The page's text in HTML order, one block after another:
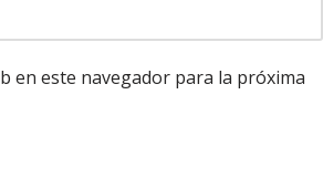
en este navegador para la próxima